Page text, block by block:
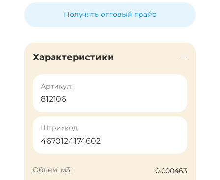
Получить оптовый прайс
Характеристики
Артикул:
812106
Штрихкод
4670124174602
Объем, м3:
0.000463